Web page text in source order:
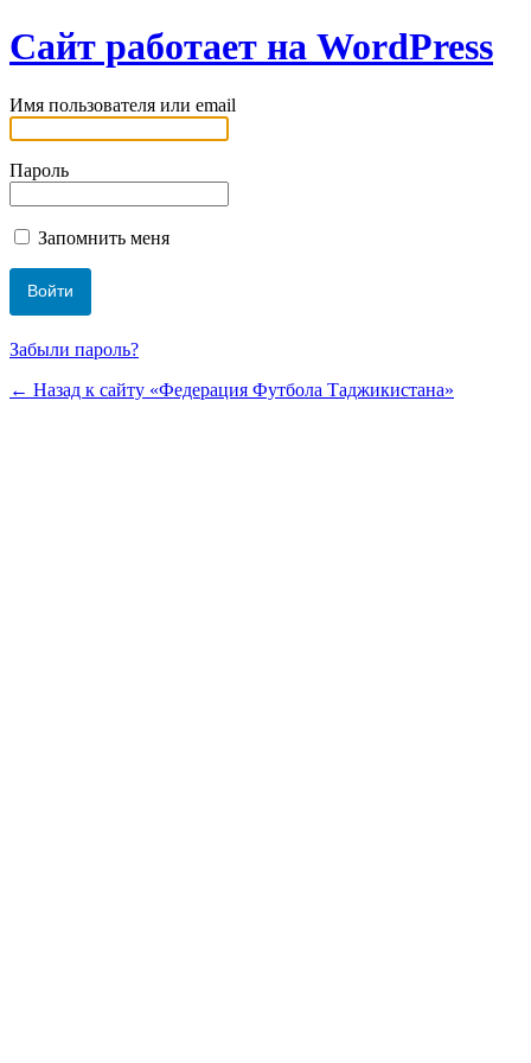
Сайт работает на WordPress
Имя пользователя или email
Пароль
Запомнить меня
Забыли пароль?
← Назад к сайту «Федерация Футбола Таджикистана»